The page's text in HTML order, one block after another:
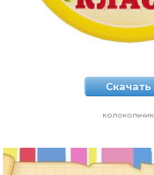
Скачать
колокольчик